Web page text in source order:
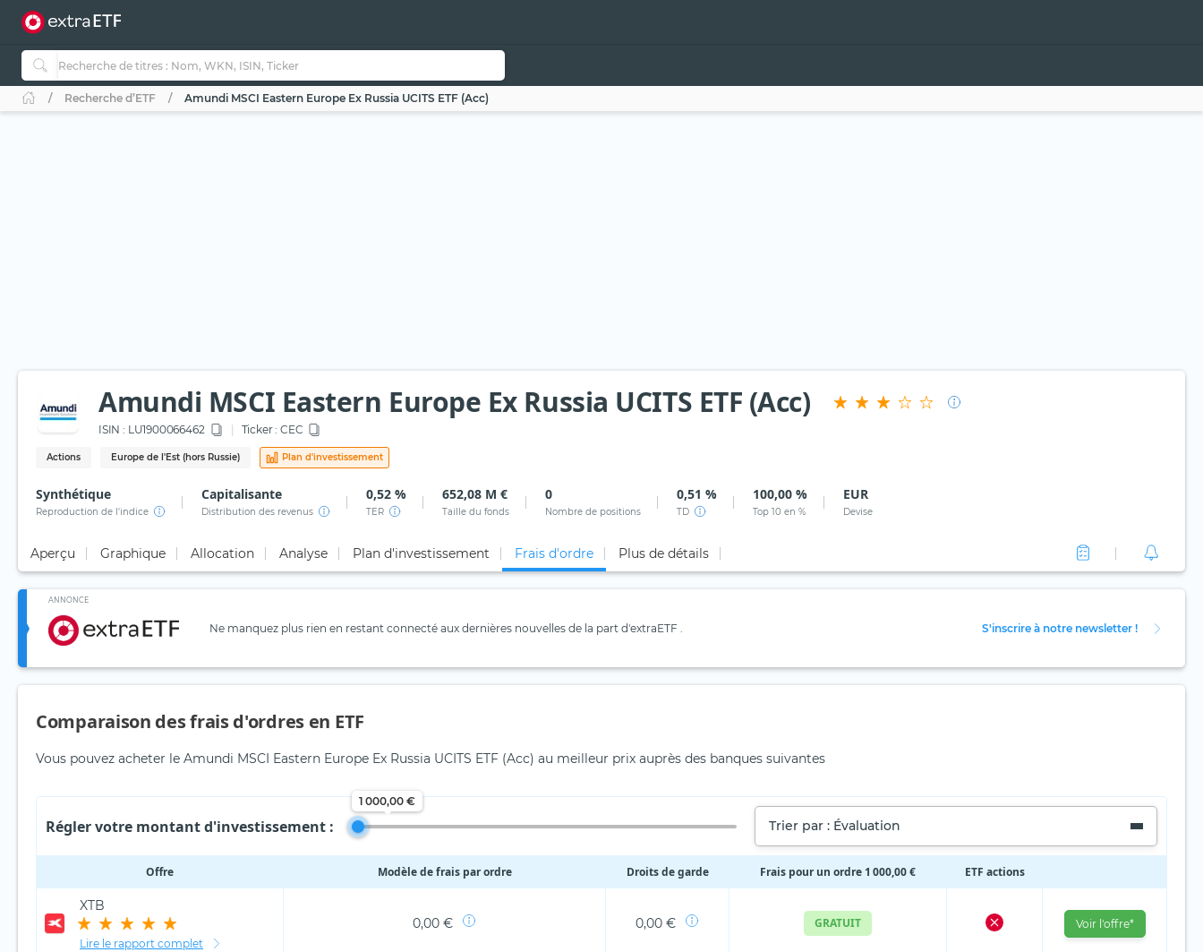
Recherche d’ETF Amundi MSCI Eastern Europe Ex Russia UCITS ETF (Acc)
Amundi MSCI Eastern Europe Ex Russia UCITS ETF (Acc)
ISIN : LU1900066462 Ticker : CEC
Actions Europe de l'Est (hors Russie) Plan d'investissement
Synthétique
Reproduction de l'indice
Capitalisante
Distribution des revenus
0,52 %
TER
652,08 M €
Taille du fonds
0
Nombre de positions
0,51 %
TD
100,00 %
Top 10 en %
EUR
Devise
Aperçu Graphique Allocation Analyse Plan d'investissement Frais d'ordre Plus de détails
ANNONCE
Ne manquez plus rien en restant connecté aux dernières nouvelles de la part d'extraETF . S'inscrire à notre newsletter !
Comparaison des frais d'ordres en ETF
Vous pouvez acheter le Amundi MSCI Eastern Europe Ex Russia UCITS ETF (Acc) au meilleur prix auprès des banques suivantes
Régler votre montant d'investissement :
1 000,00 €
Trier par : Évaluation
Offre Modèle de frais par ordre Droits de garde Frais pour un ordre 1 000,00 € ETF actions
XTB
Lire le rapport complet
0,00 € 0,00 € GRATUIT Voir l'offre*